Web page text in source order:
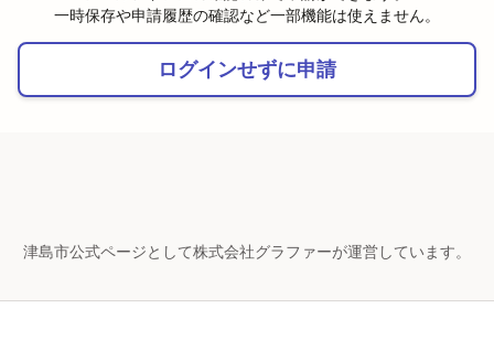
一時保存や申請履歴の確認など一部機能は使えません。
ログインせずに申請
津島市公式ページとして株式会社グラファーが運営しています。